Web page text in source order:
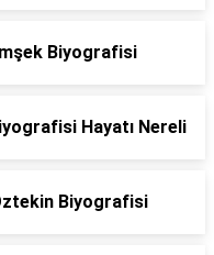
Biyografisi
Hayatı Nereli
Biyografisi